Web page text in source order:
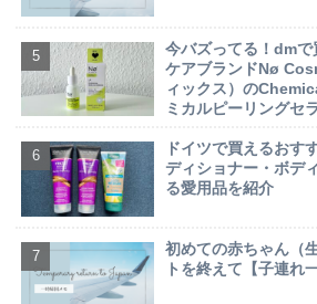
今バズってる！dm
ケアブランドNø
ィックス）の
ミカルピーリングセ
ドイツで買えるおす
ディショナー・ボデ
る愛用品を紹介
初めての赤ちゃん（
トを終えて【子連れ